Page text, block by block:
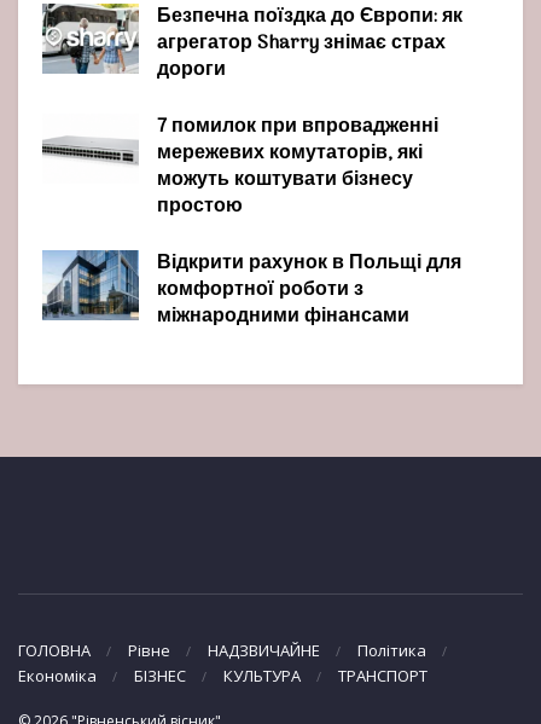
Безпечна поїздка до Європи: як
агрегатор Sharry знімає страх
дороги
7 помилок при впровадженні
мережевих комутаторів, які
можуть коштувати бізнесу
простою
Відкрити рахунок в Польщі для
комфортної роботи з
міжнародними фінансами
ГОЛОВНА Рівне НАДЗВИЧАЙНЕ
Політика
Економіка
БІЗНЕС КУЛЬТУРА ТРАНСПОРТ